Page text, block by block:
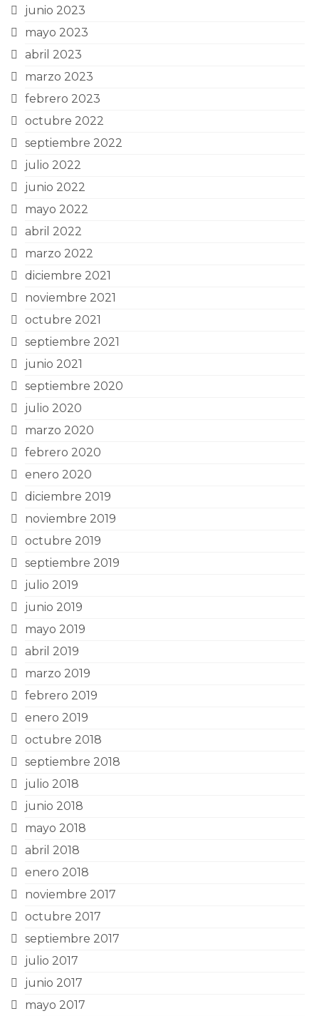
junio 2023
mayo 2023
abril 2023
marzo 2023
febrero 2023
octubre 2022
septiembre 2022
julio 2022
junio 2022
mayo 2022
abril 2022
marzo 2022
diciembre 2021
noviembre 2021
octubre 2021
septiembre 2021
junio 2021
septiembre 2020
julio 2020
marzo 2020
febrero 2020
enero 2020
diciembre 2019
noviembre 2019
octubre 2019
septiembre 2019
julio 2019
junio 2019
mayo 2019
abril 2019
marzo 2019
febrero 2019
enero 2019
octubre 2018
septiembre 2018
julio 2018
junio 2018
mayo 2018
abril 2018
enero 2018
noviembre 2017
octubre 2017
septiembre 2017
julio 2017
junio 2017
mayo 2017